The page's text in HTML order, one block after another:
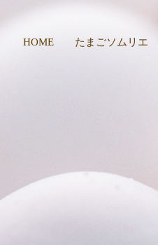
HOME たまごソムリエ